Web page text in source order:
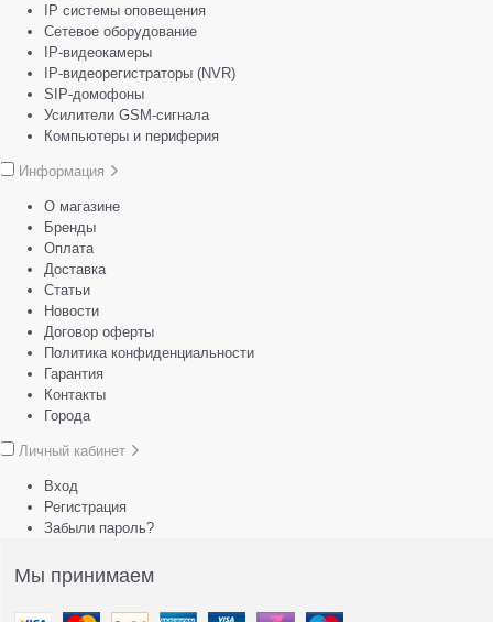
IP системы оповещения
Сетевое оборудование
IP-видеокамеры
IP-видеорегистраторы (NVR)
SIP-домофоны
Усилители GSM-сигнала
Компьютеры и периферия
Информация
О магазине
Бренды
Оплата
Доставка
Статьи
Новости
Договор оферты
Политика конфиденциальности
Гарантия
Контакты
Города
Личный кабинет
Вход
Регистрация
Забыли пароль?
Мы принимаем